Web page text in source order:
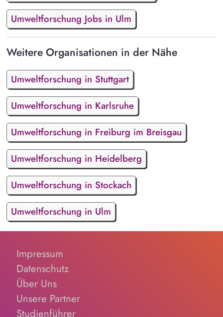
Umweltforschung Jobs in Ulm
Weitere Organisationen in der Nähe
Umweltforschung in Stuttgart
Umweltforschung in Karlsruhe
Umweltforschung in Freiburg im Breisgau
Umweltforschung in Heidelberg
Umweltforschung in Stockach
Umweltforschung in Ulm
Impressum
Datenschutz
Über Uns
Unsere Partner
Studienführer